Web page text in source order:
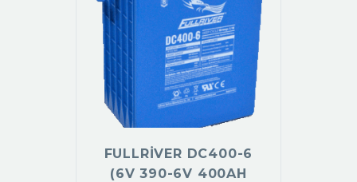
FULLRIVER DC400-6
(6V 390-6V 400AH